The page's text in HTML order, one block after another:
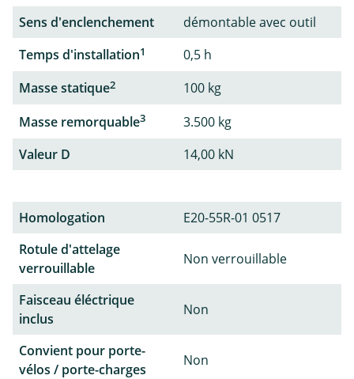
Sens d'enclenchement
démontable avec outil
Temps d'installation1
0,5 h
Masse statique2
100 kg
Masse remorquable3
3.500 kg
Valeur D
14,00 kN
Homologation
E20-55R-01 0517
Rotule d'attelage
verrouillable
Non verrouillable
Faisceau éléctrique
inclus
Non
Convient pour porte-
vélos / porte-charges
Non